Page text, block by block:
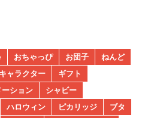
おちゃっぴ お団子
ねんど
キャラクター
ギフト
ション
シャビー
ハロウィン ピカリッジ
ブタ